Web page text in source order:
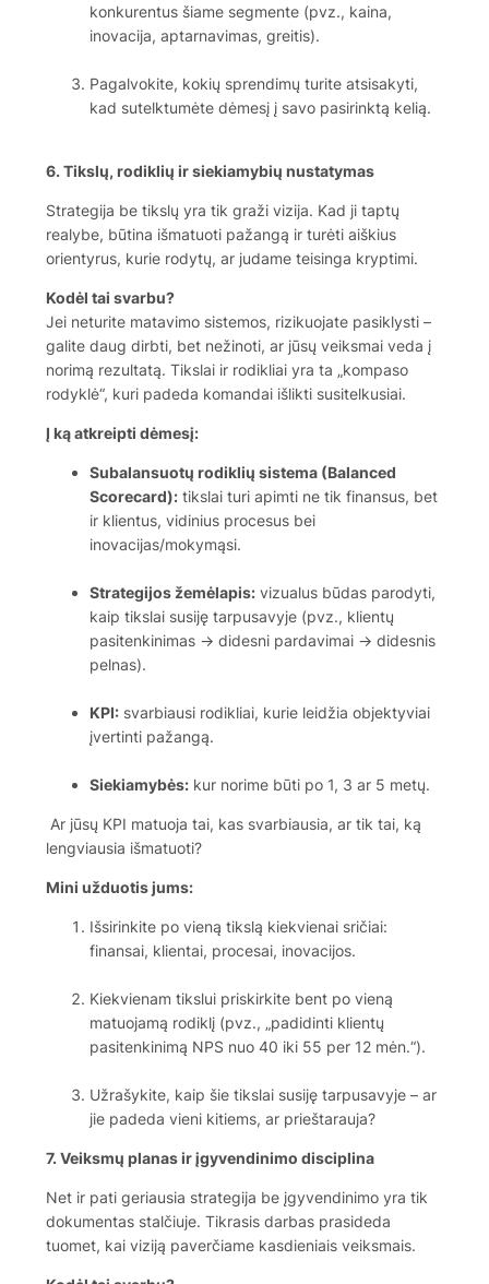
konkurentus šiame segmente (pvz., kaina,
inovacija, aptarnavimas, greitis).
Pagalvokite, kokių sprendimų turite atsisakyti,
kad sutelktumėte dėmesį į savo pasirinktą kelią.
6. Tikslų, rodiklių ir siekiamybių nustatymas
Strategija be tikslų yra tik graži vizija. Kad ji taptų
realybe, būtina išmatuoti pažangą ir turėti aiškius
orientyrus, kurie rodytų, ar judame teisinga kryptimi.
Kodėl tai svarbu?
Jei neturite matavimo sistemos, rizikuojate pasiklysti –
galite daug dirbti, bet nežinoti, ar jūsų veiksmai veda į
norimą rezultatą. Tikslai ir rodikliai yra ta „kompaso
rodyklė“, kuri padeda komandai išlikti susitelkusiai.
Į ką atkreipti dėmesį:
Subalansuotų rodiklių sistema (Balanced
Scorecard): tikslai turi apimti ne tik finansus, bet
ir klientus, vidinius procesus bei
inovacijas/mokymąsi.
Strategijos žemėlapis: vizualus būdas parodyti,
kaip tikslai susiję tarpusavyje (pvz., klientų
pasitenkinimas → didesni pardavimai → didesnis
pelnas).
KPI: svarbiausi rodikliai, kurie leidžia objektyviai
įvertinti pažangą.
Siekiamybės: kur norime būti po 1, 3 ar 5 metų.
Ar jūsų KPI matuoja tai, kas svarbiausia, ar tik tai, ką
lengviausia išmatuoti?
Mini užduotis jums:
Išsirinkite po vieną tikslą kiekvienai sričiai:
finansai, klientai, procesai, inovacijos.
Kiekvienam tikslui priskirkite bent po vieną
matuojamą rodiklį (pvz., „padidinti klientų
pasitenkinimą NPS nuo 40 iki 55 per 12 mėn.“).
Užrašykite, kaip šie tikslai susiję tarpusavyje – ar
jie padeda vieni kitiems, ar prieštarauja?
7. Veiksmų planas ir įgyvendinimo disciplina
Net ir pati geriausia strategija be įgyvendinimo yra tik
dokumentas stalčiuje. Tikrasis darbas prasideda
tuomet, kai viziją paverčiame kasdieniais veiksmais.